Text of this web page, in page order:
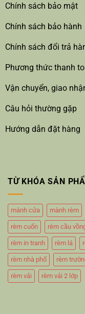
Chính sách bảo mật
Chính sách bảo hành
Chính sách đổi trả
Phương thức thanh
Vận chuyển, giao
Câu hỏi thường gặp
Hướng dẫn đặt hàng
TỪ KHÓA SẢN
mành cửa mành rèm
rèm cuốn rèm cầu
rèm in tranh rèm lá
rèm nhà phố rèm
rèm vải rèm vải 2 lớp